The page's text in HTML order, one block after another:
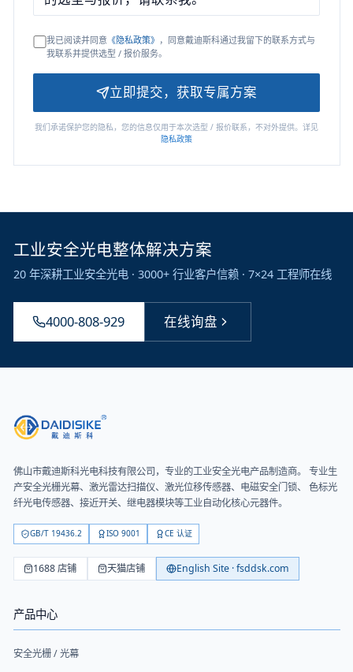
我已阅读并同意《隐私政策》 ，同意戴迪斯科通过我留下的联系方式与
我联系并提供选型 / 报价服务。
立即提交，获取专属方案
我们承诺保护您的隐私，您的信息仅用于本次选型 / 报价联系，不对外提供。详见
隐私政策
工业安全光电整体解决方案
20 年深耕工业安全光电 · 3000+ 行业客户信赖 · 7×24 工程师在线
4000-808-929 在线询盘
佛山市戴迪斯科光电科技有限公司，专业的工业安全光电产品制造商。 专业生
产安全光栅光幕、激光雷达扫描仪、激光位移传感器、电磁安全门锁、 色标光
纤光电传感器、接近开关、继电器模块等工业自动化核心元器件。
GB/T 19436.2 ISO 9001 CE 认证
1688 店铺 天猫店铺 English Site · fsddsk.com
产品中心
安全光栅 / 光幕